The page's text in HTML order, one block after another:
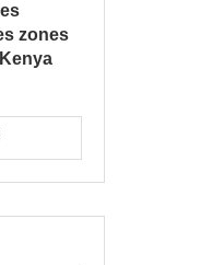
zones